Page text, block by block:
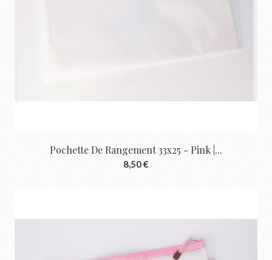
Pochette De Rangement 33x25 - Pink |...
8,50 €